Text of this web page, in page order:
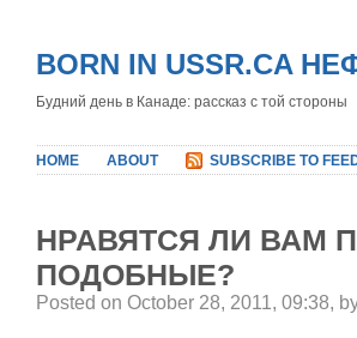
BORN IN USSR.CA
Будний день в Канаде: рассказ с той стороны
HOME ABOUT SUBSCRIBE TO
НРАВЯТСЯ ЛИ ВАМ
ПОДОБНЫЕ?
Posted on October 28, 2011, 09:38,